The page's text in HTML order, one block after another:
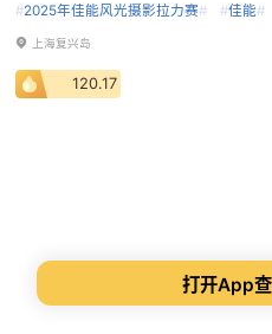
#2025年佳能风光摄影拉力赛# #佳能#
上海复兴岛
120.17
打开App